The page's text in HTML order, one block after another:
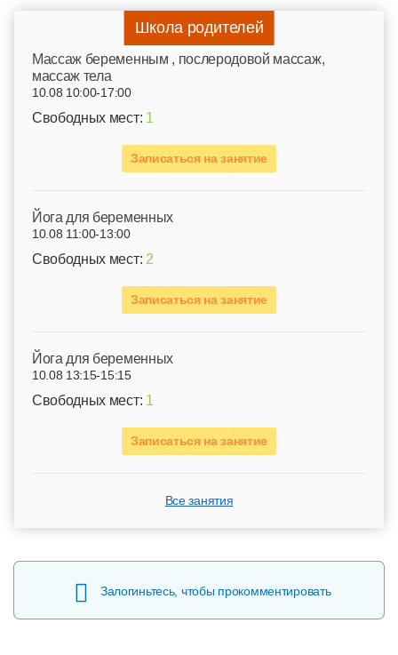
Школа родителей
Mассаж беременным , послеродовой массаж,
массаж тела
10.08 10:00-17:00
Свободных мест: 1
Записаться на занятие
Йога для беременных
10.08 11:00-13:00
Свободных мест: 2
Записаться на занятие
Йога для беременных
10.08 13:15-15:15
Свободных мест: 1
Записаться на занятие
Все занятия
Залогиньтесь, чтобы прокомментировать